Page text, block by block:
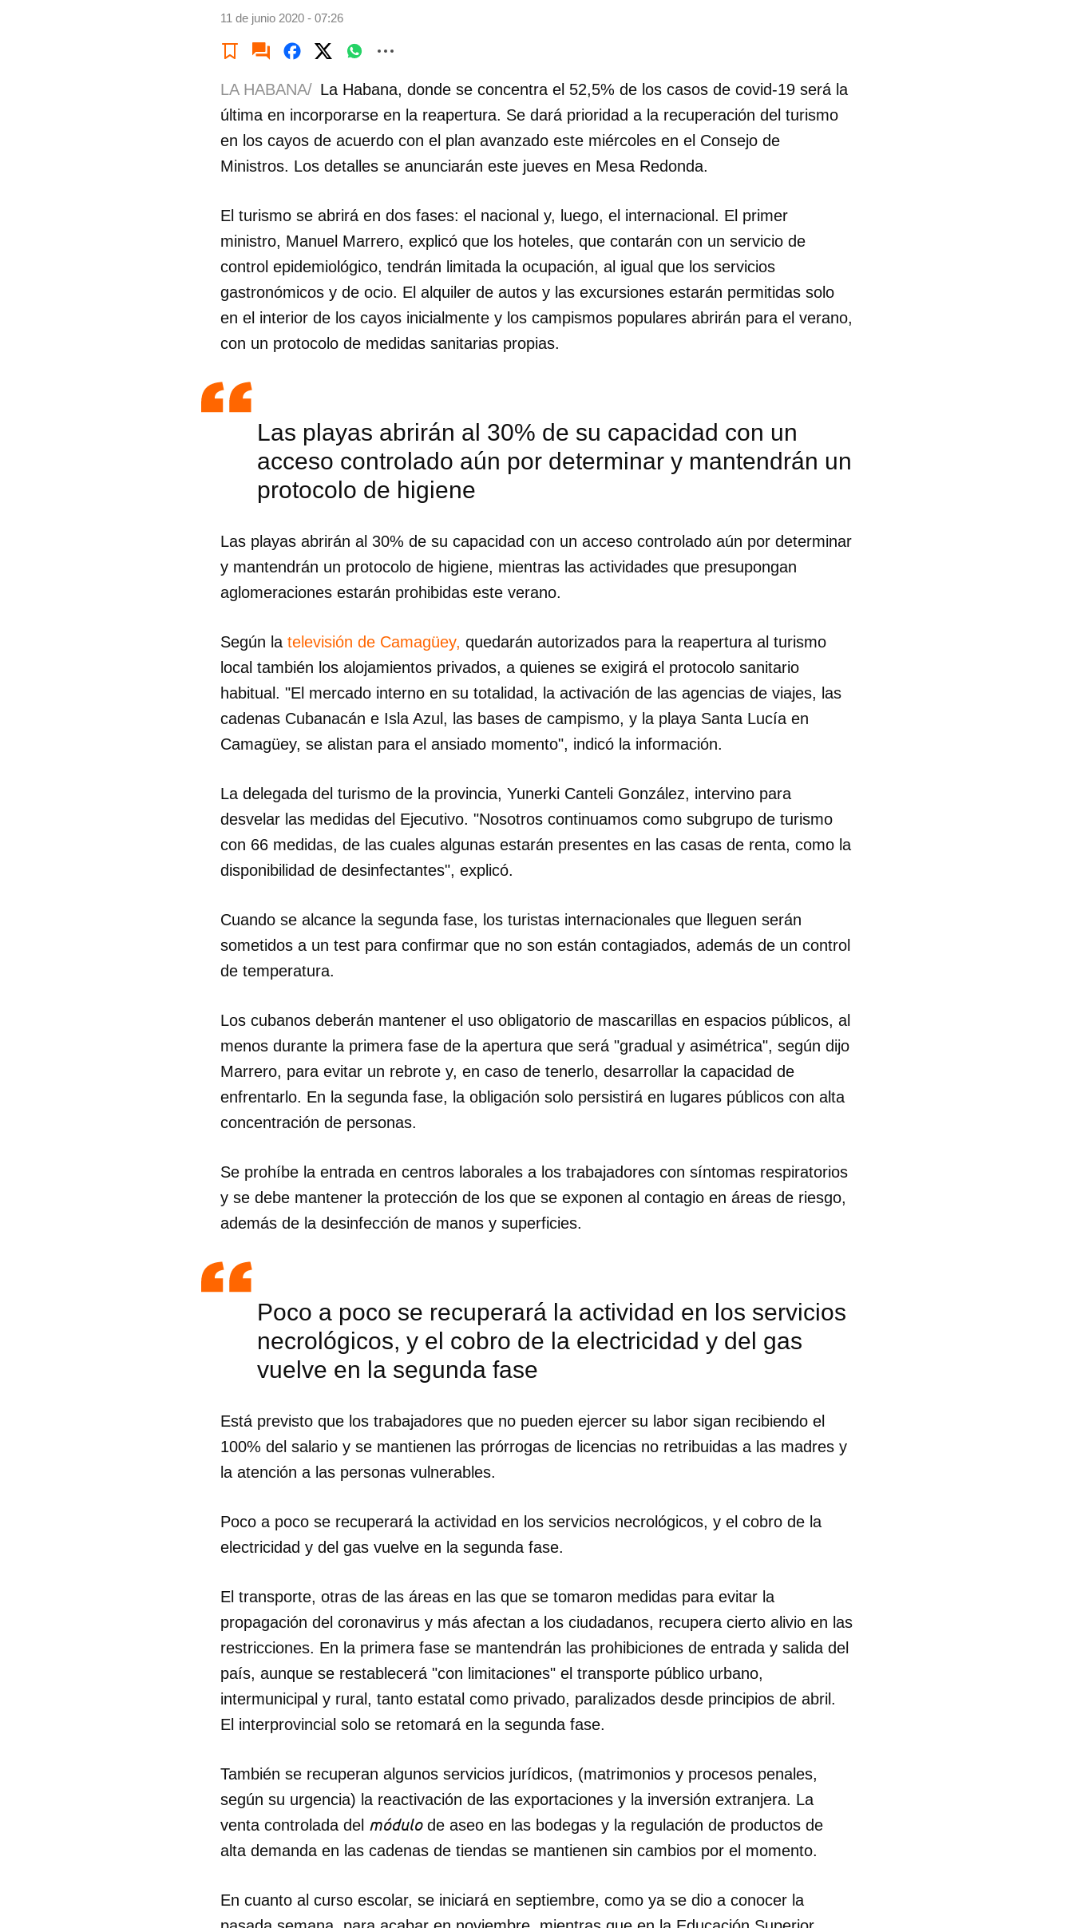
11 de junio 2020 - 07:26
Guardar como favorito
Para poder guardar como favorito, primero has de iniciar sesión con tu
cuenta de 14ymedio.
LA HABANA/ La Habana, donde se concentra el 52,5% de los casos de covid-19 será la
última en incorporarse en la reapertura. Se dará prioridad a la recuperación del turismo
en los cayos de acuerdo con el plan avanzado este miércoles en el Consejo de
Ministros. Los detalles se anunciarán este jueves en Mesa Redonda.
El turismo se abrirá en dos fases: el nacional y, luego, el internacional. El primer
ministro, Manuel Marrero, explicó que los hoteles, que contarán con un servicio de
control epidemiológico, tendrán limitada la ocupación, al igual que los servicios
gastronómicos y de ocio. El alquiler de autos y las excursiones estarán permitidas solo
en el interior de los cayos inicialmente y los campismos populares abrirán para el verano,
con un protocolo de medidas sanitarias propias.
Las playas abrirán al 30% de su capacidad con un
acceso controlado aún por determinar y mantendrán un
protocolo de higiene
Las playas abrirán al 30% de su capacidad con un acceso controlado aún por determinar
y mantendrán un protocolo de higiene, mientras las actividades que presupongan
aglomeraciones estarán prohibidas este verano.
Según la televisión de Camagüey, quedarán autorizados para la reapertura al turismo
local también los alojamientos privados, a quienes se exigirá el protocolo sanitario
habitual. "El mercado interno en su totalidad, la activación de las agencias de viajes, las
cadenas Cubanacán e Isla Azul, las bases de campismo, y la playa Santa Lucía en
Camagüey, se alistan para el ansiado momento", indicó la información.
La delegada del turismo de la provincia, Yunerki Canteli González, intervino para
desvelar las medidas del Ejecutivo. "Nosotros continuamos como subgrupo de turismo
con 66 medidas, de las cuales algunas estarán presentes en las casas de renta, como la
disponibilidad de desinfectantes", explicó.
Cuando se alcance la segunda fase, los turistas internacionales que lleguen serán
sometidos a un test para confirmar que no son están contagiados, además de un control
de temperatura.
Los cubanos deberán mantener el uso obligatorio de mascarillas en espacios públicos, al
menos durante la primera fase de la apertura que será "gradual y asimétrica", según dijo
Marrero, para evitar un rebrote y, en caso de tenerlo, desarrollar la capacidad de
enfrentarlo. En la segunda fase, la obligación solo persistirá en lugares públicos con alta
concentración de personas.
Se prohíbe la entrada en centros laborales a los trabajadores con síntomas respiratorios
y se debe mantener la protección de los que se exponen al contagio en áreas de riesgo,
además de la desinfección de manos y superficies.
Poco a poco se recuperará la actividad en los servicios
necrológicos, y el cobro de la electricidad y del gas
vuelve en la segunda fase
Está previsto que los trabajadores que no pueden ejercer su labor sigan recibiendo el
100% del salario y se mantienen las prórrogas de licencias no retribuidas a las madres y
la atención a las personas vulnerables.
Poco a poco se recuperará la actividad en los servicios necrológicos, y el cobro de la
electricidad y del gas vuelve en la segunda fase.
El transporte, otras de las áreas en las que se tomaron medidas para evitar la
propagación del coronavirus y más afectan a los ciudadanos, recupera cierto alivio en las
restricciones. En la primera fase se mantendrán las prohibiciones de entrada y salida del
país, aunque se restablecerá "con limitaciones" el transporte público urbano,
intermunicipal y rural, tanto estatal como privado, paralizados desde principios de abril.
El interprovincial solo se retomará en la segunda fase.
También se recuperan algunos servicios jurídicos, (matrimonios y procesos penales,
según su urgencia) la reactivación de las exportaciones y la inversión extranjera. La
venta controlada del módulode aseo en las bodegas y la regulación de productos de
alta demanda en las cadenas de tiendas se mantienen sin cambios por el momento.
En cuanto al curso escolar, se iniciará en septiembre, como ya se dio a conocer la